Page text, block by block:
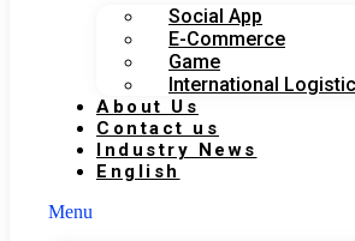
Social App
E-Commerce
Game
International
About Us
Contact us
Industry News
English
Menu